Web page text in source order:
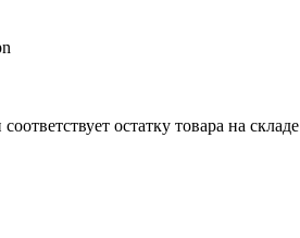
остатку товара на складе